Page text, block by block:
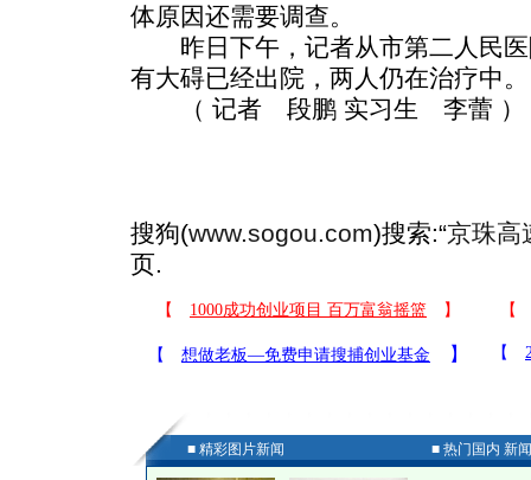
体原因还需要调查。
昨日下午，记者从市第二人民医
有大碍已经出院，两人仍在治疗中。
（ 记者 段鹏 实习生 李蕾 ）
搜狗(www.sogou.com)搜索:“京珠高
页.
■ 精彩图片新闻 ■ 热门国内 新